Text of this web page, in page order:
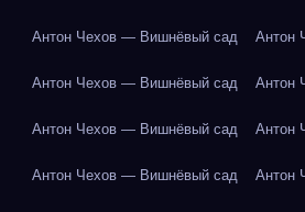
Антон Чехов — Вишнёвый сад Антон
Антон Чехов — Вишнёвый сад Антон
Антон Чехов — Вишнёвый сад Антон
Антон Чехов — Вишнёвый сад Антон